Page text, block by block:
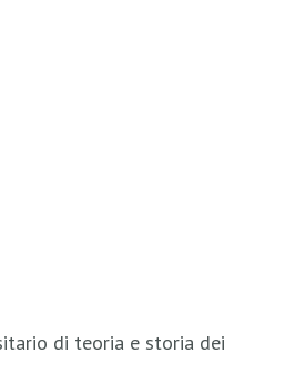
di teoria e storia dei